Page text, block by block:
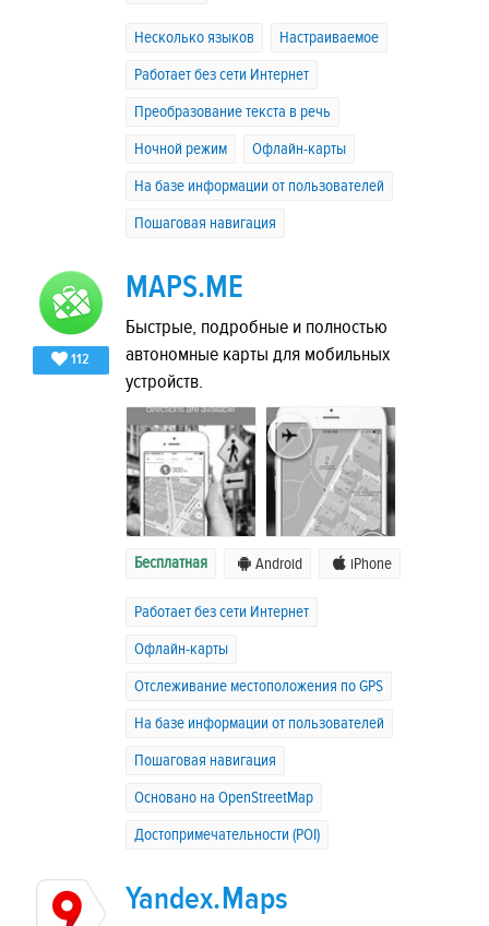
Несколько языков
Настраиваемое
Работает без сети Интернет
Преобразование текста в речь
Ночной режим
Офлайн-карты
На базе информации от пользователей
Пошаговая навигация
112
MAPS.ME
Быстрые, подробные и полностью
автономные карты для мобильных
устройств.
Бесплатная Android iPhone
Работает без сети Интернет
Офлайн-карты
Отслеживание местоположения по GPS
На базе информации от пользователей
Пошаговая навигация
Основано на OpenStreetMap
Достопримечательности (POI)
Yandex.Maps